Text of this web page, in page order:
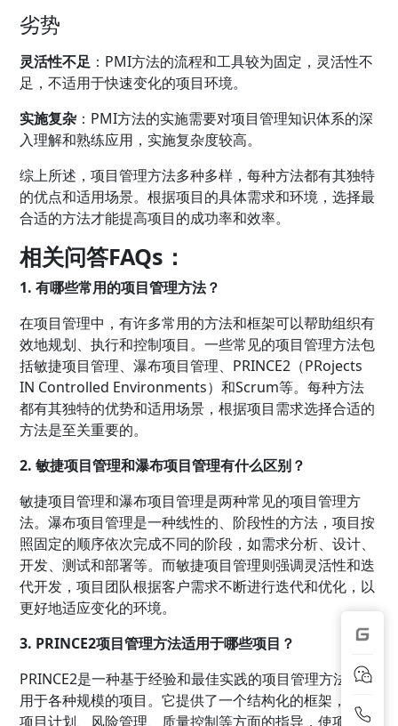
劣势
灵活性不足 ：PMI方法的流程和工具较为固定，灵活性不
足，不适用于快速变化的项目环境。
实施复杂 ：PMI方法的实施需要对项目管理知识体系的深
入理解和熟练应用，实施复杂度较高。
综上所述，项目管理方法多种多样，每种方法都有其独特
的优点和适用场景。根据项目的具体需求和环境，选择最
合适的方法才能提高项目的成功率和效率。
相关问答FAQs：
1. 有哪些常用的项目管理方法？
在项目管理中，有许多常用的方法和框架可以帮助组织有
效地规划、执行和控制项目。一些常见的项目管理方法包
括敏捷项目管理、瀑布项目管理、PRINCE2（PRojects
IN Controlled Environments）和Scrum等。每种方法
都有其独特的优势和适用场景，根据项目需求选择合适的
方法是至关重要的。
2. 敏捷项目管理和瀑布项目管理有什么区别？
敏捷项目管理和瀑布项目管理是两种常见的项目管理方
法。瀑布项目管理是一种线性的、阶段性的方法，项目按
照固定的顺序依次完成不同的阶段，如需求分析、设计、
开发、测试和部署等。而敏捷项目管理则强调灵活性和迭
代开发，项目团队根据客户需求不断进行迭代和优化，以
更好地适应变化的环境。
3. PRINCE2项目管理方法适用于哪些项目？
PRINCE2是一种基于经验和最佳实践的项目管理方法，适
用于各种规模的项目。它提供了一个结构化的框架，包括
项目计划、风险管理、质量控制等方面的指导，使项目能